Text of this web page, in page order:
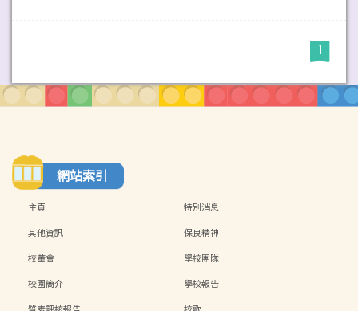
1
網站索引
主頁
特別消息
其他資訊
保良精神
校董會
學校團隊
校園簡介
學校報告